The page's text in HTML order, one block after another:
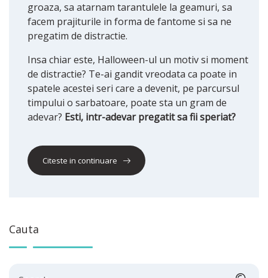
groaza, sa atarnam tarantulele la geamuri, sa
facem prajiturile in forma de fantome si sa ne
pregatim de distractie.
Insa chiar este, Halloween-ul un motiv si moment
de distractie? Te-ai gandit vreodata ca poate in
spatele acestei seri care a devenit, pe parcursul
timpului o sarbatoare, poate sta un gram de
adevar? Esti, intr-adevar pregatit sa fii speriat?
Citeste in continuare
Cauta